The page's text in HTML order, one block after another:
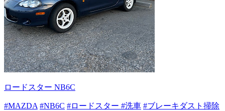
ロードスター NB6C
#MAZDA #NB6C #ロードスター #洗車 #ブレーキダスト掃除